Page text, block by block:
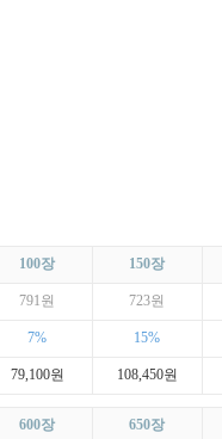
100장 150장
791원 723원
7% 15%
79,100원 108,450원
600장 650장